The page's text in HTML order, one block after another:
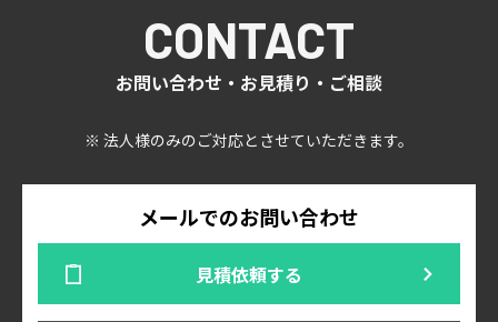
CONTACT
お問い合わせ・お見積り・ご相談
※ 法人様のみのご対応とさせていただきます。
メールでのお問い合わせ
見積依頼する